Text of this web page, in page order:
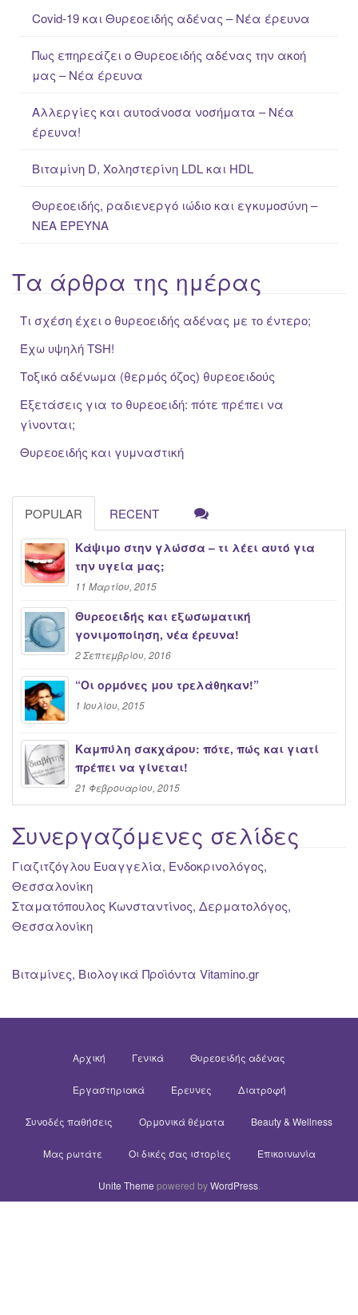
Covid-19 και Θυρεοειδής αδένας – Νέα έρευνα
Πως επηρεάζει ο Θυρεοειδής αδένας την ακοή
μας – Νέα έρευνα
Αλλεργίες και αυτοάνοσα νοσήματα – Νέα
έρευνα!
Βιταμίνη D, Χοληστερίνη LDL και HDL
Θυρεοειδής, ραδιενεργό ιώδιο και εγκυμοσύνη –
ΝΕΑ ΈΡΕΥΝΑ
Τα άρθρα της ημέρας
Τι σχέση έχει ο θυρεοειδής αδένας με το έντερο;
Έχω υψηλή ΤSH!
Τοξικό αδένωμα (θερμός όζος) θυρεοειδούς
Εξετάσεις για το θυρεοειδή: πότε πρέπει να
γίνονται;
Θυρεοειδής και γυμναστική
POPULAR RECENT
Κάψιμο στην γλώσσα – τι λέει αυτό για
την υγεία μας;
11 Μαρτίου, 2015
Θυρεοειδής και εξωσωματική
γονιμοποίηση, νέα έρευνα!
2 Σεπτεμβρίου, 2016
“Oι ορμόνες μου τρελάθηκαν!”
1 Ιουλίου, 2015
Καμπύλη σακχάρου: πότε, πώς και γιατί
πρέπει να γίνεται!
21 Φεβρουαρίου, 2015
Συνεργαζόμενες σελίδες
Γιαζιτζόγλου Ευαγγελία, Ενδοκρινολόγος,
Θεσσαλονίκη
Σταματόπουλος Κωνσταντίνος, Δερματολόγος,
Θεσσαλονίκη
Βιταμίνες, Βιολογικά Προϊόντα Vitamino.gr
Αρχική Γενικά Θυρεοειδής αδένας
Εργαστηριακά Έρευνες Διατροφή
Συνοδές παθήσεις Ορμονικά θέματα Beauty & Wellness
Μας ρωτάτε Οι δικές σας ιστορίες Επικοινωνία
Unite Theme powered byWordPress.